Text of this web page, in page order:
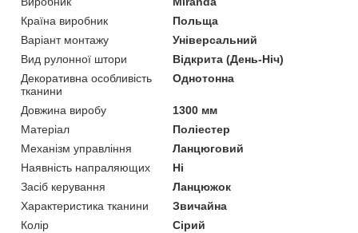
Країна виробник
Польща
Варіант монтажу
Універсальний
Вид рулонної штори
Відкрита (День-Ніч)
Декоративна особливість
тканини
Однотонна
Довжина виробу
1300 мм
Матеріал
Поліестер
Механізм управління
Ланцюговий
Наявність напраляющих
Ні
Засіб керування
Ланцюжок
Характеристика тканини
Звичайна
Колір
Сірий